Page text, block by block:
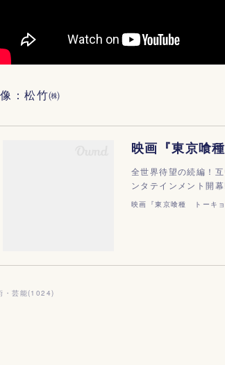
：松竹㈱
全世界待望の続編！
ンタテインメント開
映画『東京喰種 トーキ
・芸能(1024)